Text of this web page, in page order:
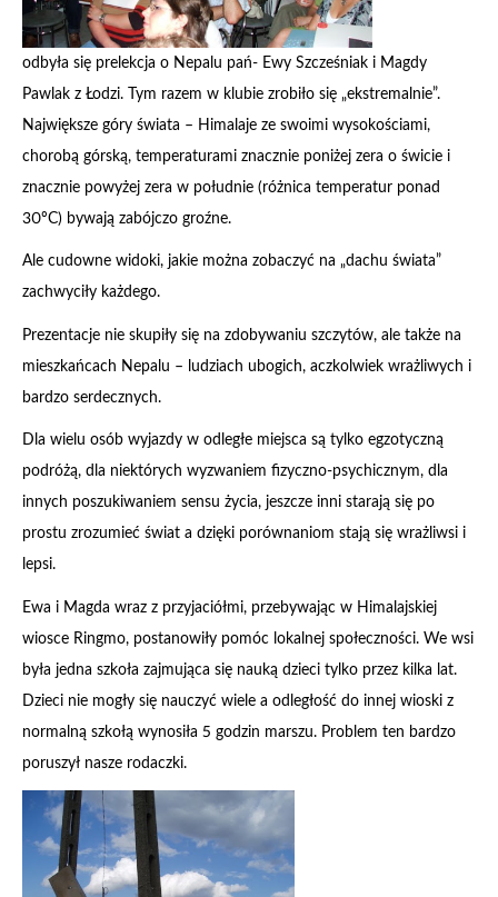
odbyła się prelekcja o Nepalu pań- Ewy Szcześniak i Magdy
Pawlak z Łodzi. Tym razem w klubie zrobiło się „ekstremalnie”.
Największe góry świata – Himalaje ze swoimi wysokościami,
chorobą górską, temperaturami znacznie poniżej zera o świcie i
znacznie powyżej zera w południe (różnica temperatur ponad
30ºC) bywają zabójczo groźne.
Ale cudowne widoki, jakie można zobaczyć na „dachu świata”
zachwyciły każdego.
Prezentacje nie skupiły się na zdobywaniu szczytów, ale także na
mieszkańcach Nepalu – ludziach ubogich, aczkolwiek wrażliwych i
bardzo serdecznych.
Dla wielu osób wyjazdy w odległe miejsca są tylko egzotyczną
podróżą, dla niektórych wyzwaniem fizyczno-psychicznym, dla
innych poszukiwaniem sensu życia, jeszcze inni starają się po
prostu zrozumieć świat a dzięki porównaniom stają się wrażliwsi i
lepsi.
Ewa i Magda wraz z przyjaciółmi, przebywając w Himalajskiej
wiosce Ringmo, postanowiły pomóc lokalnej społeczności. We wsi
była jedna szkoła zajmująca się nauką dzieci tylko przez kilka lat.
Dzieci nie mogły się nauczyć wiele a odległość do innej wioski z
normalną szkołą wynosiła 5 godzin marszu. Problem ten bardzo
poruszył nasze rodaczki.